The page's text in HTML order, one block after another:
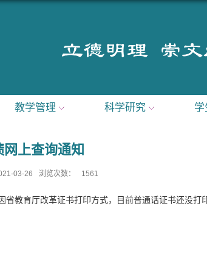
教学管理 科学研究 学
网上查询通知
03-26 浏览次数： 1561
省教育厅改革证书打印方式，目前普通话证书还没打